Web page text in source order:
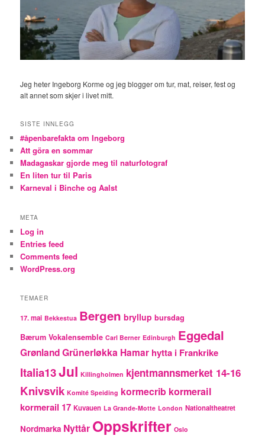
Jeg heter Ingeborg Korme og jeg blogger om tur, mat, reiser, fest og
alt annet som skjer i livet mitt.
SISTE INNLEGG
#åpenbarefakta om Ingeborg
Att göra en sommar
Madagaskar gjorde meg til naturfotograf
En liten tur til Paris
Karneval i Binche og Aalst
META
Log in
Entries feed
Comments feed
WordPress.org
TEMAER
17. mai Bekkestua Bergen bryllup bursdag
Bærum Vokalensemble Carl Berner Edinburgh Eggedal
GrønlandGrünerløkka Hamar hytta i Frankrike
Italia13Jul Killingholmen kjentmannsmerket 14-16
Knivsvik Komité Speiding kormecrib kormerail
kormerail 17 Kuvauen La Grande-Motte London Nationaltheatret
Nordmarka Nyttår Oppskrifter Oslo